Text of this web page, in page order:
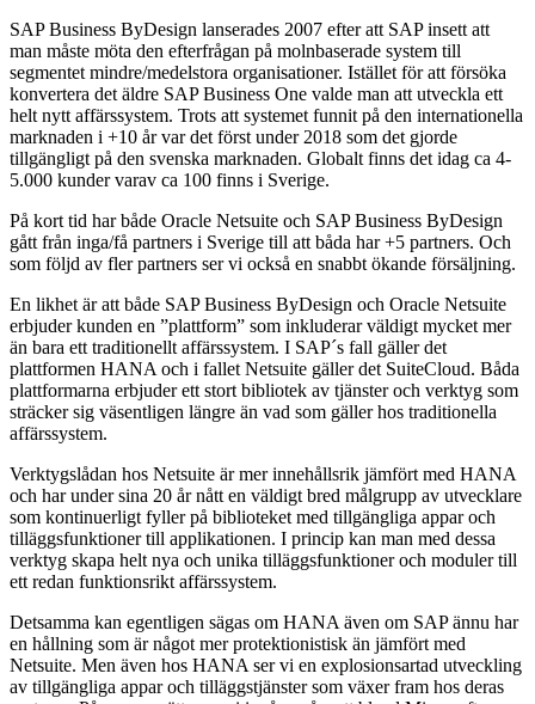
SAP Business ByDesign lanserades 2007 efter att SAP insett att
man måste möta den efterfrågan på molnbaserade system till
segmentet mindre/medelstora organisationer. Istället för att försöka
konvertera det äldre SAP Business One valde man att utveckla ett
helt nytt affärssystem. Trots att systemet funnit på den internationella
marknaden i +10 år var det först under 2018 som det gjorde
tillgängligt på den svenska marknaden. Globalt finns det idag ca 4-
5.000 kunder varav ca 100 finns i Sverige.
På kort tid har både Oracle Netsuite och SAP Business ByDesign
gått från inga/få partners i Sverige till att båda har +5 partners. Och
som följd av fler partners ser vi också en snabbt ökande försäljning.
En likhet är att både SAP Business ByDesign och Oracle Netsuite
erbjuder kunden en ”plattform” som inkluderar väldigt mycket mer
än bara ett traditionellt affärssystem. I SAP´s fall gäller det
plattformen HANA och i fallet Netsuite gäller det SuiteCloud. Båda
plattformarna erbjuder ett stort bibliotek av tjänster och verktyg som
sträcker sig väsentligen längre än vad som gäller hos traditionella
affärssystem.
Verktygslådan hos Netsuite är mer innehållsrik jämfört med HANA
och har under sina 20 år nått en väldigt bred målgrupp av utvecklare
som kontinuerligt fyller på biblioteket med tillgängliga appar och
tilläggsfunktioner till applikationen. I princip kan man med dessa
verktyg skapa helt nya och unika tilläggsfunktioner och moduler till
ett redan funktionsrikt affärssystem.
Detsamma kan egentligen sägas om HANA även om SAP ännu har
en hållning som är något mer protektionistisk än jämfört med
Netsuite. Men även hos HANA ser vi en explosionsartad utveckling
av tillgängliga appar och tilläggstjänster som växer fram hos deras